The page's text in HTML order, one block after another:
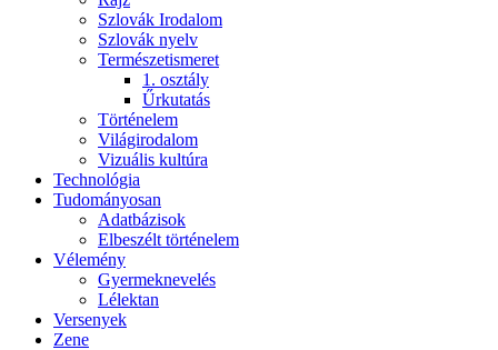
Szlovák Irodalom
Szlovák nyelv
Természetismeret
1. osztály
Űrkutatás
Történelem
Világirodalom
Vizuális kultúra
Technológia
Tudományosan
Adatbázisok
Elbeszélt történelem
Vélemény
Gyermeknevelés
Lélektan
Versenyek
Zene